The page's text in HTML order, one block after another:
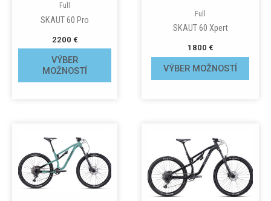
Full
SKAUT 60 Pro
2200 €
VÝBER
MOŽNOSTÍ
Full
SKAUT 60 Xpert
1800 €
VÝBER MOŽNOSTÍ